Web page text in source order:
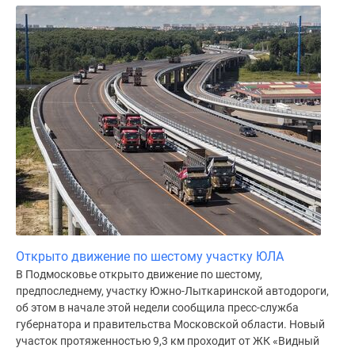
Открыто движение по шестому участку ЮЛА
В Подмосковье открыто движение по шестому,
предпоследнему, участку Южно-Лыткаринской автодороги,
об этом в начале этой недели сообщила пресс-служба
губернатора и правительства Московской области. Новый
участок протяженностью 9,3 км проходит от ЖК «Видный